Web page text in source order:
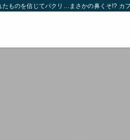
ものを信じてパクリ…まさかの鼻くそ!?